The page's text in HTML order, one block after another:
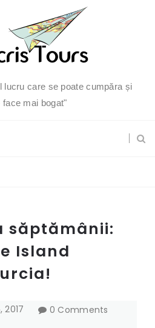
lucru care se poate cumpăra și
face mai bogat"
săptămânii:
Island
,2017 0 Comments